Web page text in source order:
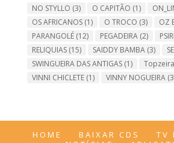
NO STYLLO (3) O CAPITÃO (1)
OS AFRICANOS(1) O TROCO (3) OZ
PARANGOLÉ(12) PEGADEIRA(2)
RELIQUIAS(15) SAIDDY BAMBA(3)
SWINGUEIRA DAS ANTIGAS(1) Topzeira
VINNI CHICLETE(1) VINNY NOGUEIRA
HOME BAIXAR CDS
TV